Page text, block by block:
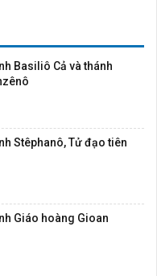
Basiliô Cả và thánh
Stêphanô, Tử đạo tiên
Giáo hoàng Gioan